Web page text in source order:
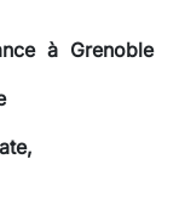
à Grenoble